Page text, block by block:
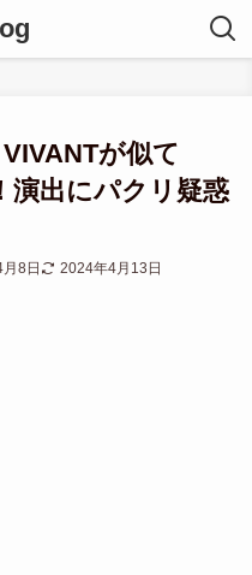
が似て
演出にパクリ疑惑
8日 2024年4月13日